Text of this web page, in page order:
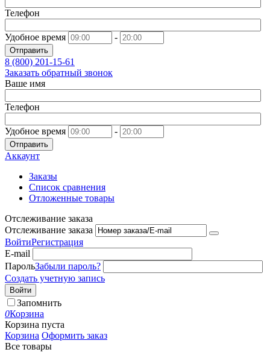
Телефон
Удобное время -
Отправить
8 (800) 201-15-61
Заказать обратный звонок
Ваше имя
Телефон
Удобное время -
Отправить
Аккаунт
Заказы
Список сравнения
Отложенные товары
Отслеживание заказа
Отслеживание заказа
ВойтиРегистрация
E-mail
ПарольЗабыли пароль?
Создать учетную запись
Войти
Запомнить
0Корзина
Корзина пуста
Корзина Оформить заказ
Все товары